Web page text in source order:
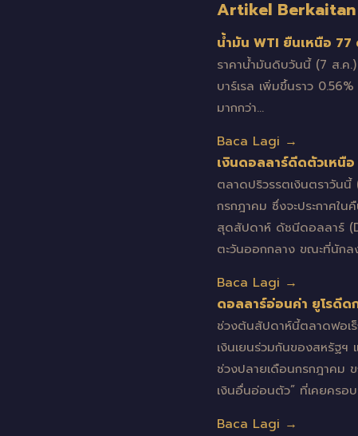
Artikel Berkaitan
น้ำมัน WTI ยืนเหนือ
ราคาน้ำมันดิบวันนี้ (7 ส.ค
บาร์เรล เพิ่มขึ้นราว
มากกว่า…
Baca Lagi →
เงินดอลลาร์ดีดตัวเหนื
ตลาดปริวรรตเงินตราวันนี้
กรกฎาคม ซึ่งจะประกาศใ
สุดสัปดาห์ ดัชนีดอลลาร์
ตะวันออกกลาง ขณะที่นัก
Baca Lagi →
ดอลลาร์อ่อนค่า ยูโรดีด
ช่วงต้นสัปดาห์นี้ตลาดฟอเ
เงินเยนร่วมกันของสหรัฐ
ช่วงปลายเดือนกรกฎาคม
เงินอื่นอ่อนตัว” ที่เคยครอ
Baca Lagi →